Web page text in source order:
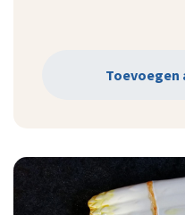
Toevoegen